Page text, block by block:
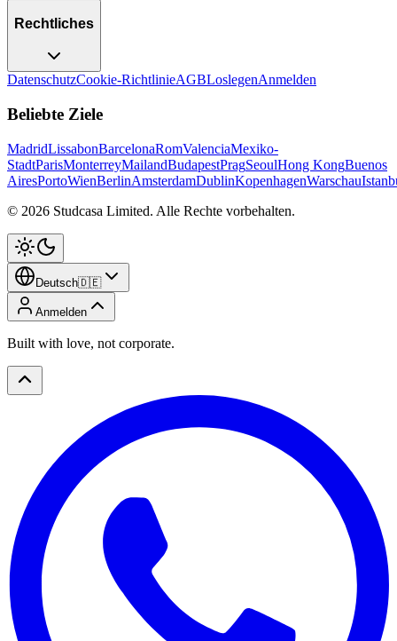
Rechtliches
DatenschutzCookie-RichtlinieAGBLoslegenAnmelden
Beliebte Ziele
MadridLissabonBarcelonaRomValenciaMexiko-
StadtParisMonterreyMailandBudapestPragSeoulHong KongBuenos
AiresPortoWienBerlinAmsterdamDublinKopenhagenWarschau
© 2026 Studcasa Limited. Alle Rechte vorbehalten.
Deutsch🇩🇪
Anmelden
Built with love, not corporate.